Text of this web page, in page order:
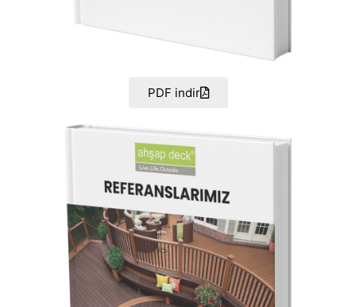
PDF indir